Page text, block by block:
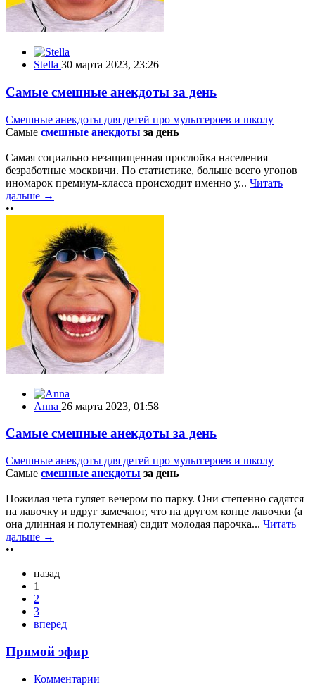
Stella 30 марта 2023, 23:26
Самые смешные анекдоты за день
Смешные анекдоты для детей про мультгероев и школу
Самые смешные анекдоты за день
Самая социально незащищенная прослойка населения —
безработные москвичи. По статистике, больше всего угонов
иномарок премиум-класса происходит именно у... Читать
дальше →
••
Anna 26 марта 2023, 01:58
Самые смешные анекдоты за день
Смешные анекдоты для детей про мультгероев и школу
Самые смешные анекдоты за день
Пожилая чета гуляет вечером по парку. Они степенно садятся
на лавочку и вдруг замечают, что на другом конце лавочки (а
она длинная и полутемная) сидит молодая парочка... Читать
дальше →
••
назад
1
2
3
вперед
Прямой эфир
Комментарии